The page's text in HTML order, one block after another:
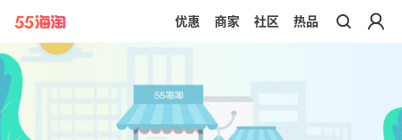
带你去官网买正品
优惠 商家 社区 热品